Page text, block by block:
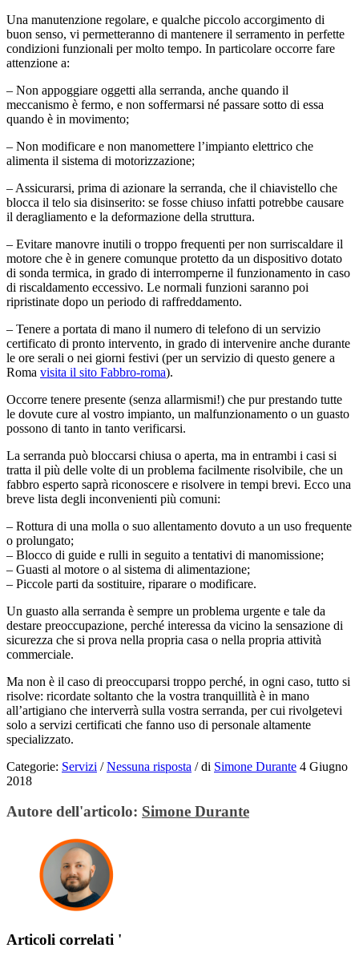
Una manutenzione regolare, e qualche piccolo accorgimento di
buon senso, vi permetteranno di mantenere il serramento in perfette
condizioni funzionali per molto tempo. In particolare occorre fare
attenzione a:
– Non appoggiare oggetti alla serranda, anche quando il
meccanismo è fermo, e non soffermarsi né passare sotto di essa
quando è in movimento;
– Non modificare e non manomettere l’impianto elettrico che
alimenta il sistema di motorizzazione;
– Assicurarsi, prima di azionare la serranda, che il chiavistello che
blocca il telo sia disinserito: se fosse chiuso infatti potrebbe causare
il deragliamento e la deformazione della struttura.
– Evitare manovre inutili o troppo frequenti per non surriscaldare il
motore che è in genere comunque protetto da un dispositivo dotato
di sonda termica, in grado di interromperne il funzionamento in caso
di riscaldamento eccessivo. Le normali funzioni saranno poi
ripristinate dopo un periodo di raffreddamento.
– Tenere a portata di mano il numero di telefono di un servizio
certificato di pronto intervento, in grado di intervenire anche durante
le ore serali o nei giorni festivi (per un servizio di questo genere a
Roma visita il sito Fabbro-roma).
Occorre tenere presente (senza allarmismi!) che pur prestando tutte
le dovute cure al vostro impianto, un malfunzionamento o un guasto
possono di tanto in tanto verificarsi.
La serranda può bloccarsi chiusa o aperta, ma in entrambi i casi si
tratta il più delle volte di un problema facilmente risolvibile, che un
fabbro esperto saprà riconoscere e risolvere in tempi brevi. Ecco una
breve lista degli inconvenienti più comuni:
– Rottura di una molla o suo allentamento dovuto a un uso frequente
o prolungato;
– Blocco di guide e rulli in seguito a tentativi di manomissione;
– Guasti al motore o al sistema di alimentazione;
– Piccole parti da sostituire, riparare o modificare.
Un guasto alla serranda è sempre un problema urgente e tale da
destare preoccupazione, perché interessa da vicino la sensazione di
sicurezza che si prova nella propria casa o nella propria attività
commerciale.
Ma non è il caso di preoccuparsi troppo perché, in ogni caso, tutto si
risolve: ricordate soltanto che la vostra tranquillità è in mano
all’artigiano che interverrà sulla vostra serranda, per cui rivolgetevi
solo a servizi certificati che fanno uso di personale altamente
specializzato.
Categorie: Servizi / Nessuna risposta /di Simone Durante 4 Giugno
2018
Autore dell'articolo: Simone Durante
Articoli correlati '